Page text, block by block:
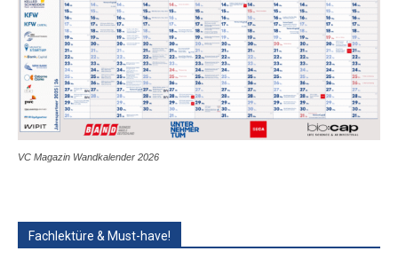
VC Magazin Wandkalender 2026
Fachlektüre & Must-have!